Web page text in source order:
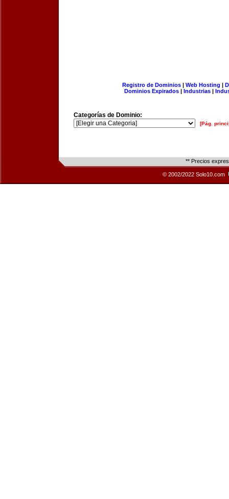
Registro de Dominios| Web Hosting |
Dominios Expirados | Industrias |
Categorías de Dominio:
[Pág.
** Precios
© 2002/2022 Solo10.com